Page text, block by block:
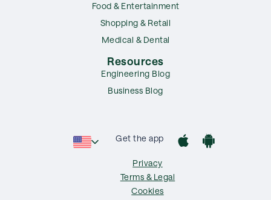
Food & Entertainment
Shopping & Retail
Medical & Dental
Resources
Engineering Blog
Business Blog
Privacy
Terms & Legal
Cookies
Get the app